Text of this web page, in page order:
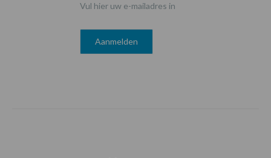
Vul hier uw e-mailadres in